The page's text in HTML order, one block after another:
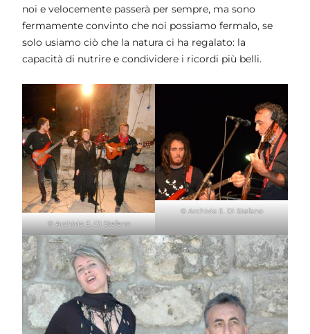
noi e velocemente passerà per sempre, ma sono
fermamente convinto che noi possiamo fermalo, se
solo usiamo ciò che la natura ci ha regalato: la
capacità di nutrire e condividere i ricordi più belli.
© Archivio E. Di Stefano
© Archivio E. Di Stefano